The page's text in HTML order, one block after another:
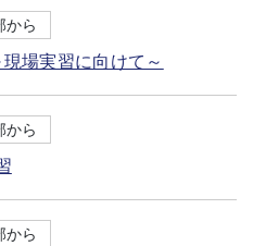
から
場実習に向けて～
から
から